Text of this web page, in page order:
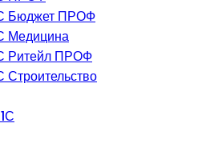
Бюджет ПРОФ
Медицина
Ритейл ПРОФ
Строительство